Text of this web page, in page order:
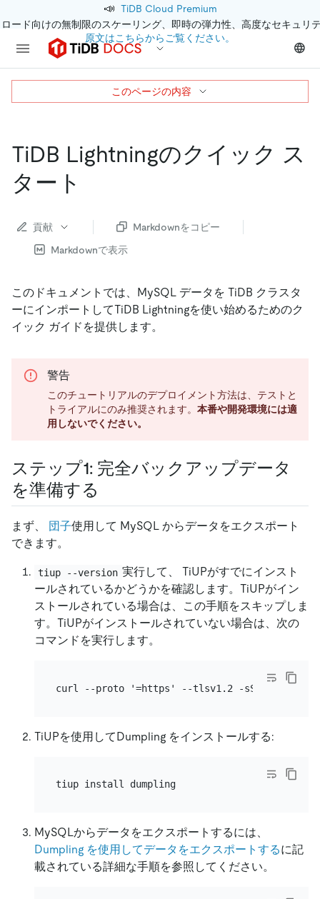
📣 TiDB Cloud Premium
ード向けの無制限のスケーリング、即時の弾力性、高度なセキュリ
原文はこちらからご覧ください。
TiDB Lightningのクイック ス
タート
貢献
Markdownをコピー
Markdownで表示
このドキュメントでは、MySQL データを TiDB クラスタ
ーにインポートしてTiDB Lightningを使い始めるためのク
イック ガイドを提供します。
警告
このチュートリアルのデプロイメント方法は、テストと
トライアルにのみ推奨されます。 本番や開発環境には適
用しないでください。
ステップ1: 完全バックアップデータ
を準備する
まず、 団子使用して MySQL からデータをエクスポート
できます。
tiup --version 実行して、 TiUPがすでにインスト
ールされているかどうかを確認します。TiUPがイン
ストールされている場合は、この手順をスキップしま
す。TiUPがインストールされていない場合は、次の
コマンドを実行します。
TiUPを使用してDumpling をインストールする:
tiup install dumpling
MySQLからデータをエクスポートするには、
Dumpling を使用してデータをエクスポートするに記
載されている詳細な手順を参照してください。
このページの内容